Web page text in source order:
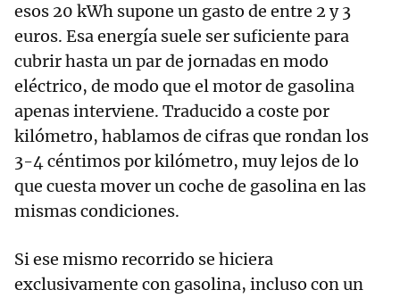
esos 20 kWh supone un gasto de entre 2 y 3
euros. Esa energía suele ser suficiente para
cubrir hasta un par de jornadas en modo
eléctrico, de modo que el motor de gasolina
apenas interviene. Traducido a coste por
kilómetro, hablamos de cifras que rondan los
3-4 céntimos por kilómetro, muy lejos de lo
que cuesta mover un coche de gasolina en las
mismas condiciones.
Si ese mismo recorrido se hiciera
exclusivamente con gasolina, incluso con un